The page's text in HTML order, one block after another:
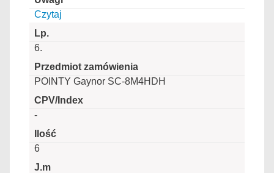
Czytaj
6.
POINTY Gaynor SC-8M4HDH
-
6